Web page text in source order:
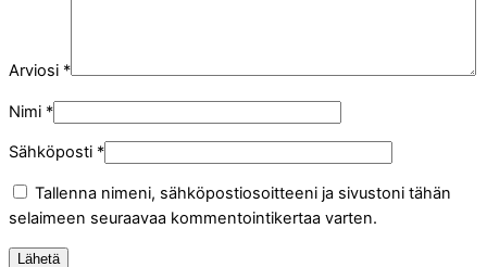
Arviosi *
Nimi *
Sähköposti *
Tallenna nimeni, sähköpostiosoitteeni ja sivustoni tähän
selaimeen seuraavaa kommentointikertaa varten.